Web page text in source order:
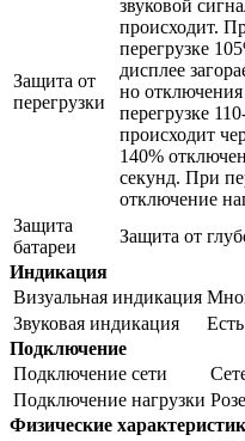
Защита от
перегрузки
звуковой
происходит.
перегрузке
дисплее
но
перегрузке
происходит
140%
секунд. При
отключение
Защита
батареи
Защита от
Индикация
Визуальная индикация
Звуковая индикация
Есть
Подключение
Подключение сети
Подключение нагрузки
Физические